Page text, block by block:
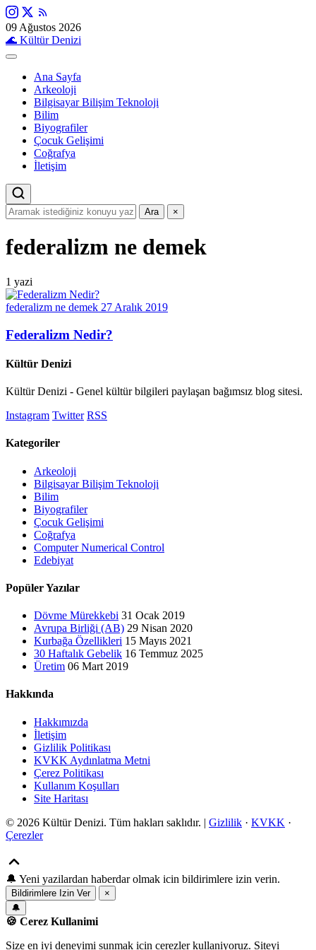
09 Ağustos 2026
🌊 Kültür Denizi
Ana Sayfa
Arkeoloji
Bilgisayar Bilişim Teknoloji
Bilim
Biyografiler
Çocuk Gelişimi
Coğrafya
İletişim
Ara ×
federalizm ne demek
1 yazi
federalizm ne demek 27 Aralık 2019
Federalizm Nedir?
Kültür Denizi
Kültür Denizi - Genel kültür bilgileri paylaşan bağımsız blog sitesi.
Instagram Twitter RSS
Kategoriler
Arkeoloji
Bilgisayar Bilişim Teknoloji
Bilim
Biyografiler
Çocuk Gelişimi
Coğrafya
Computer Numerical Control
Edebiyat
Popüler Yazılar
Dövme Mürekkebi 31 Ocak 2019
Avrupa Birliği (AB) 29 Nisan 2020
Kurbağa Özellikleri 15 Mayıs 2021
30 Haftalık Gebelik 16 Temmuz 2025
Üretim 06 Mart 2019
Hakkında
Hakkımızda
İletişim
Gizlilik Politikası
KVKK Aydınlatma Metni
Çerez Politikası
Kullanım Koşulları
Site Haritası
© 2026 Kültür Denizi. Tüm hakları saklıdır. | Gizlilik · KVKK ·
Çerezler
🔔 Yeni yazilardan haberdar olmak icin bildirimlere izin verin.
Bildirimlere Izin Ver
×
🔔
🍪 Cerez Kullanimi
Size en iyi deneyimi sunmak icin cerezler kullaniyoruz. Siteyi